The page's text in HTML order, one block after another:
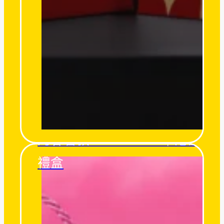
阿甘薯叔 UncleSweet｜港口宮
禮盒